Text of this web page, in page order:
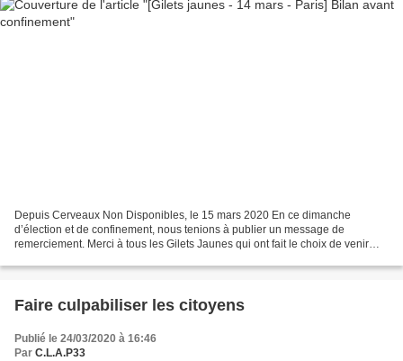
Depuis Cerveaux Non Disponibles, le 15 mars 2020 En ce dimanche
d’élection et de confinement, nous tenions à publier un message de
remerciement. Merci à tous les Gilets Jaunes qui ont fait le choix de venir
Faire culpabiliser les citoyens
Publié le 24/03/2020 à 16:46
Par C.L.A.P33